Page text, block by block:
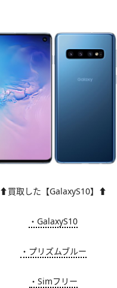
⬆買取した【GalaxyS10】⬆
・GalaxyS10
・プリズムブルー
・Simフリー